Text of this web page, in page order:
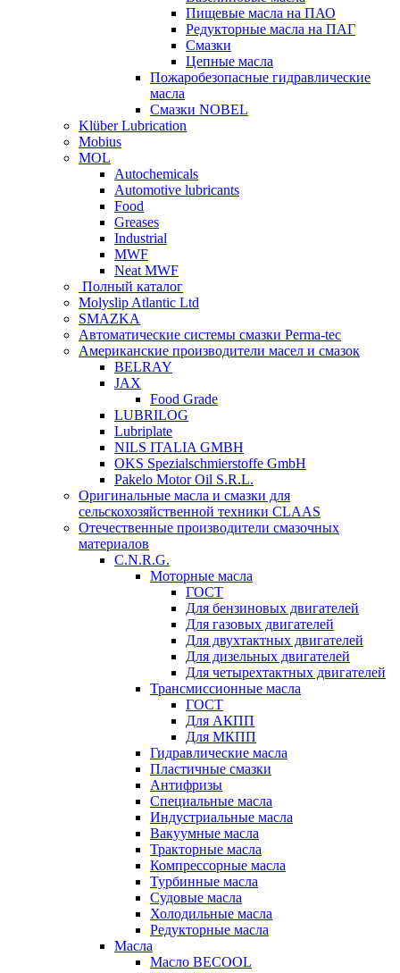
Пищевые масла на ПАО
Редукторные масла на ПАГ
Смазки
Цепные масла
Пожаробезопасные гидравлические
масла
Смазки NOBEL
Klüber Lubrication
Mobius
MOL
Autochemicals
Automotive lubricants
Food
Greases
Industrial
MWF
Neat MWF
Полный каталог
Molyslip Atlantic Ltd
SMAZKA
Автоматические системы смазки Perma-tec
Американские производители масел и смазок
BELRAY
JAX
Food Grade
LUBRILOG
Lubriplate
NILS ITALIA GMBH
OKS Spezialschmierstoffe GmbH
Pakelo Motor Oil S.R.L.
Оригинальные масла и смазки для
сельскохозяйственной техники CLAAS
Отечественные производители смазочных
материалов
C.N.R.G.
Моторные масла
ГОСТ
Для бензиновых двигателей
Для газовых двигателей
Для двухтактных двигателей
Для дизельных двигателей
Для четырехтактных двигателей
Трансмиссионные масла
ГОСТ
Для АКПП
Для МКПП
Гидравлические масла
Пластичные смазки
Антифризы
Специальные масла
Индустриальные масла
Вакуумные масла
Тракторные масла
Компрессорные масла
Турбинные масла
Судовые масла
Холодильные масла
Редукторные масла
Масла
Масло BECOOL